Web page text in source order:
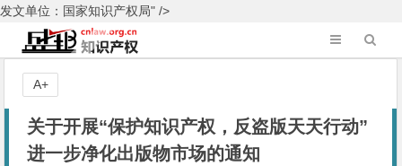
发文单位：国家知识产权局" />
关于开展“保护知识产权，反盗版天天行动”
进一步净化出版物市场的通知
A+